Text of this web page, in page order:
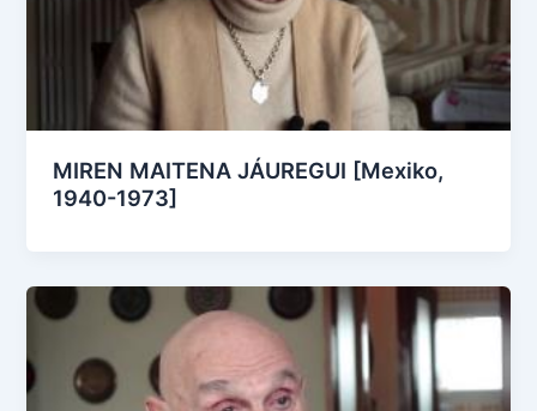
MIREN MAITENA JÁUREGUI [Mexiko,
1940-1973]